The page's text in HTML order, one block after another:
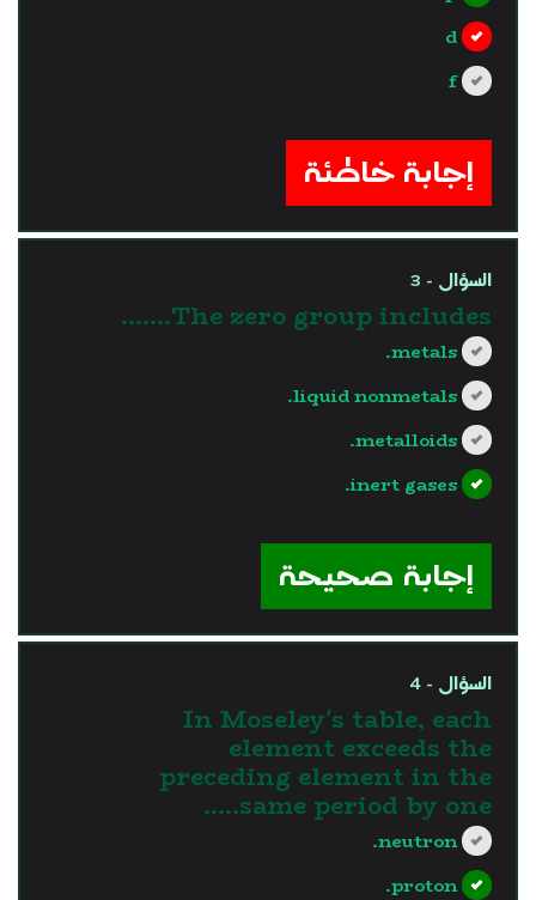
d
f
إجابة خاطئة
السؤال - 3
The zero group includes.......
metals.
liquid nonmetals.
metalloids.
inert gases.
إجابة صحيحة
السؤال - 4
In Moseley's table, each
element exceeds the
preceding element in the
same period by one…..
neutron.
proton.